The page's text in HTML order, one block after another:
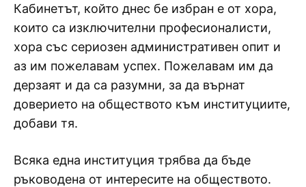
Кабинетът, който днес бе избран е от хора,
които са изключителни професионалисти,
хора със сериозен административен опит и
аз им пожелавам успех. Пожелавам им да
дерзаят и да са разумни, за да върнат
доверието на обществото към институциите,
добави тя.
Всяка една институция трябва да бъде
ръководена от интересите на обществото.